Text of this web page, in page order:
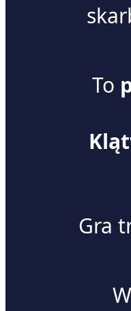
To
Gra